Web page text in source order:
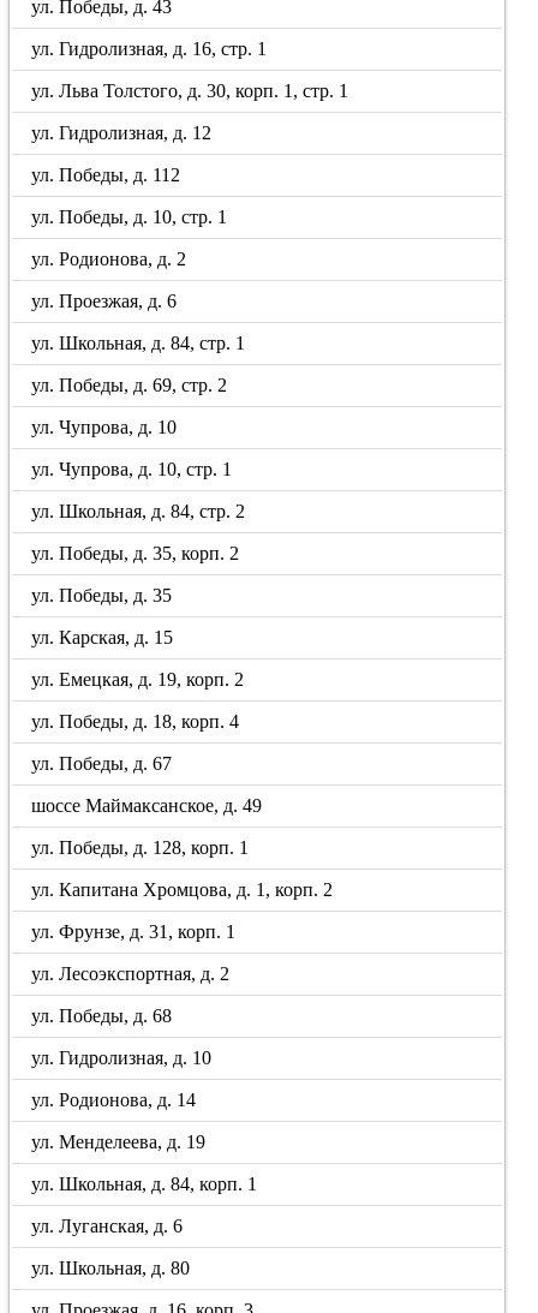
ул. Победы, д. 43
ул. Гидролизная, д. 16, стр. 1
ул. Льва Толстого, д. 30, корп. 1, стр. 1
ул. Гидролизная, д. 12
ул. Победы, д. 112
ул. Победы, д. 10, стр. 1
ул. Родионова, д. 2
ул. Проезжая, д. 6
ул. Школьная, д. 84, стр. 1
ул. Победы, д. 69, стр. 2
ул. Чупрова, д. 10
ул. Чупрова, д. 10, стр. 1
ул. Школьная, д. 84, стр. 2
ул. Победы, д. 35, корп. 2
ул. Победы, д. 35
ул. Карская, д. 15
ул. Емецкая, д. 19, корп. 2
ул. Победы, д. 18, корп. 4
ул. Победы, д. 67
шоссе Маймаксанское, д. 49
ул. Победы, д. 128, корп. 1
ул. Капитана Хромцова, д. 1, корп. 2
ул. Фрунзе, д. 31, корп. 1
ул. Лесоэкспортная, д. 2
ул. Победы, д. 68
ул. Гидролизная, д. 10
ул. Родионова, д. 14
ул. Менделеева, д. 19
ул. Школьная, д. 84, корп. 1
ул. Луганская, д. 6
ул. Школьная, д. 80